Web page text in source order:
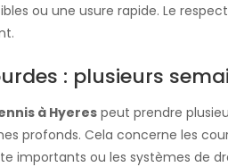
ou une usure rapide. Le
: plusieurs
à Hyeres peut prendre
profonds. Cela concerne les
importants ou les systèmes de